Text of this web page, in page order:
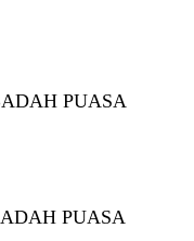
PUASA
PUASA